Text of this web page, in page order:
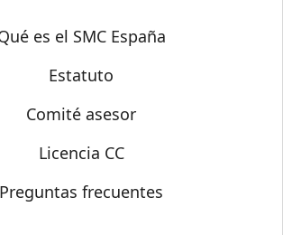
España
es el SMC España
Estatuto
Comité asesor
Licencia CC
Preguntas frecuentes